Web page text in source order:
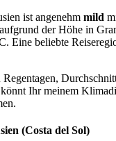
ist angenehm mild
der Höhe in
Eine beliebte
Ihr meinem
(Costa del Sol)